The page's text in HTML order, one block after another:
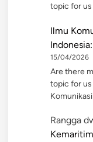
topic for
Ilmu
15/04/2026
Are there
topic for us
Komunikasi
Rangga